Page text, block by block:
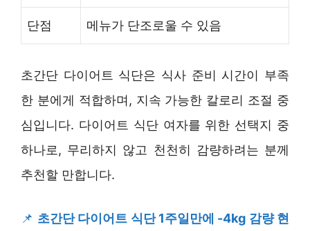
단점 메뉴가 단조로울 수 있음
초간단 다이어트 식단은 식사 준비 시간이 부족
한 분에게 적합하며, 지속 가능한 칼로리 조절 중
심입니다. 다이어트 식단 여자를 위한 선택지 중
하나로, 무리하지 않고 천천히 감량하려는 분께
추천할 만합니다.
📌 초간단 다이어트 식단 1주일만에 -4kg 감량 현